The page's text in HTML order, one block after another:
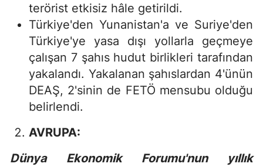
terörist etkisiz hâle getirildi.
Türkiye'den Yunanistan'a ve Suriye'den
Türkiye'ye yasa dışı yollarla geçmeye
çalışan 7 şahıs hudut birlikleri tarafından
yakalandı. Yakalanan şahıslardan 4'ünün
DEAŞ, 2'sinin de FETÖ mensubu olduğu
belirlendi.
AVRUPA:
Dünya Ekonomik Forumu'nun yıllık